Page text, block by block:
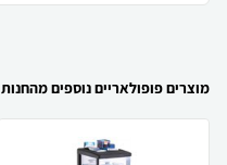
מוצרים פופולאריים נוספים מהחנות